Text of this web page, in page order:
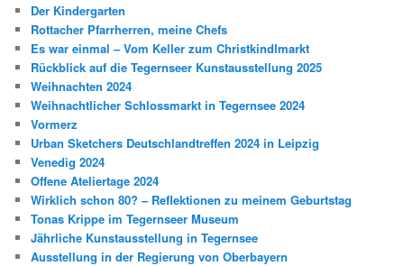
Der Kindergarten
Rottacher Pfarrherren, meine Chefs
Es war einmal – Vom Keller zum Christkindlmarkt
Rückblick auf die Tegernseer Kunstausstellung 2025
Weihnachten 2024
Weihnachtlicher Schlossmarkt in Tegernsee 2024
Vormerz
Urban Sketchers Deutschlandtreffen 2024 in Leipzig
Venedig 2024
Offene Ateliertage 2024
Wirklich schon 80? – Reflektionen zu meinem Geburtstag
Tonas Krippe im Tegernseer Museum
Jährliche Kunstausstellung in Tegernsee
Ausstellung in der Regierung von Oberbayern